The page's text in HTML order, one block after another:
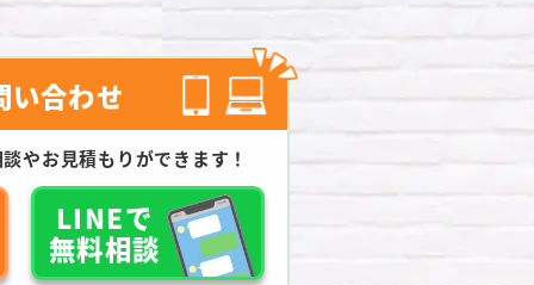
い合わせ
やお見積もりができます！
LINEで
無料相談